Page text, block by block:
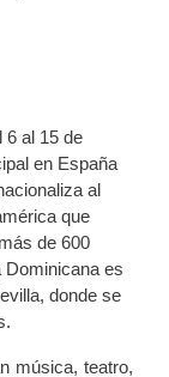
6 al 15 de
en España
al
que
de 600
Dominicana es
donde se
música, teatro,